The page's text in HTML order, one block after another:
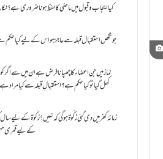
کیا ایجاب و قبول میں ماضی کا لفظ ہونا ضروری ہے؟
جو شخص استقبال قبلہ سے عاجز ہو اس کے لیے کیا حکم
نماز میں جن اعضاء کا چھپانا فرض ہے ان میں سے اگر
کھل گیا تو کیا حکم ہے؟استقبالِ قبلہ سے کیا مراد
زمانۂ کفر میں دی گئی زکٰوۃ ہو گی کہ نہیں؟زکٰوۃ کے لیے
کے لیے قمری